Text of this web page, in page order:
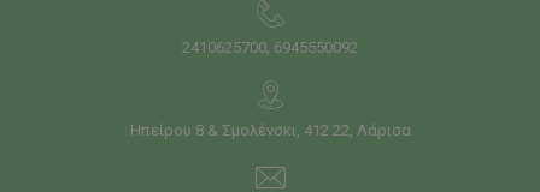
2410625700, 6945550092
Ηπείρου 8 & Σμολένσκι, 412 22, Λάρισα